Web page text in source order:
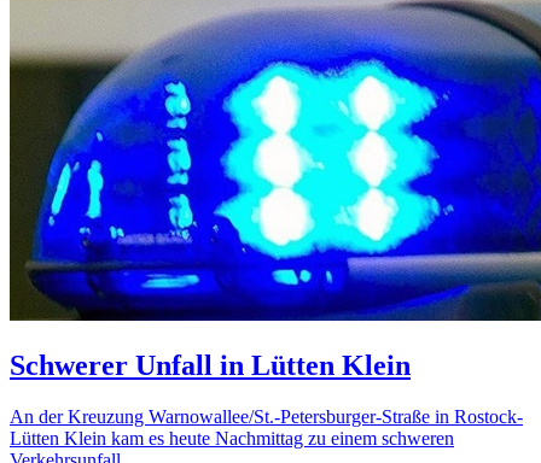
Schwerer Unfall in Lütten Klein
An der Kreuzung Warnowallee/St.-Petersburger-Straße in Rostock-
Lütten Klein kam es heute Nachmittag zu einem schweren